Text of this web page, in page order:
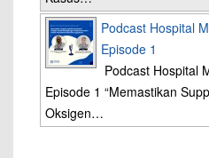
Podcast Hospital
Episode 1
Podcast Hospital
Episode 1 “Memastikan
Oksigen…